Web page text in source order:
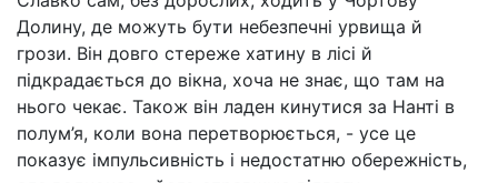
Долину, де можуть бути небезпечні урвища й
грози. Він довго стереже хатину в лісі й
підкрадається до вікна, хоча не знає, що там на
нього чекає. Також він ладен кинутися за Нанті в
полум’я, коли вона перетворюється, - усе це
показує імпульсивність і недостатню обережність,